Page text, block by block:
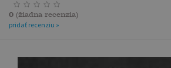
0 (žiadna recenzia)
pridať recenziu »